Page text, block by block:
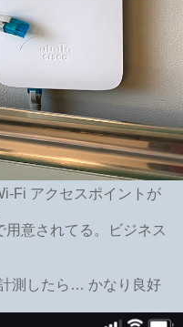
Fi アクセスポイントが
意されてる。ビジネス
測したら… かなり良好